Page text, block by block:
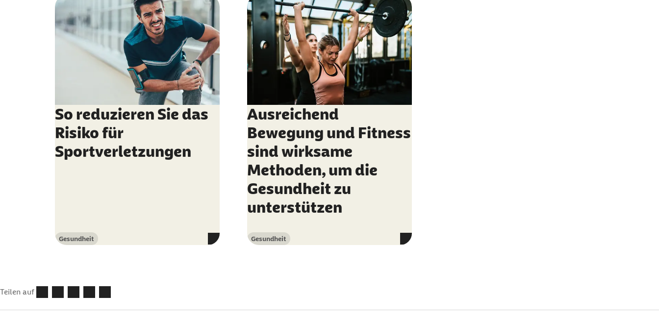
So reduzieren Sie das
Risiko für
Sportverletzungen
Kategorie
Gesundheit
Ausreichend
Bewegung und Fitness
sind wirksame
Methoden, um die
Gesundheit zu
unterstützen
Kategorie
Gesundheit
Teilen auf